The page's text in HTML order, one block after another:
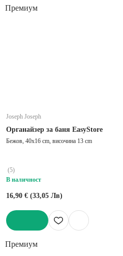
Премиум
Joseph Joseph
Органайзер за баня EasyStore
Бежов, 40x16 cm, височина 13 cm
(5)
В наличност
16,90 € (33,05 Лв)
Премиум